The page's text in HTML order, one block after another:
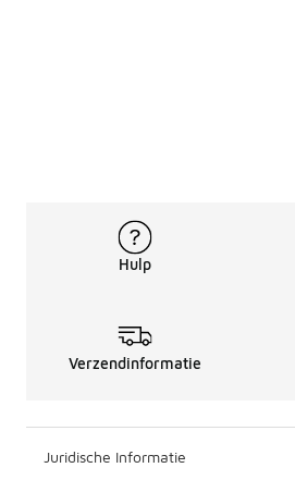
Hulp
Verzendinformatie
Juridische Informatie